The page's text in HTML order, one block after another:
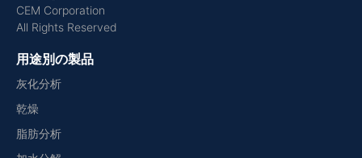
CEM Corporation
All Rights Reserved
用途別の製品
灰化分析
乾燥
脂肪分析